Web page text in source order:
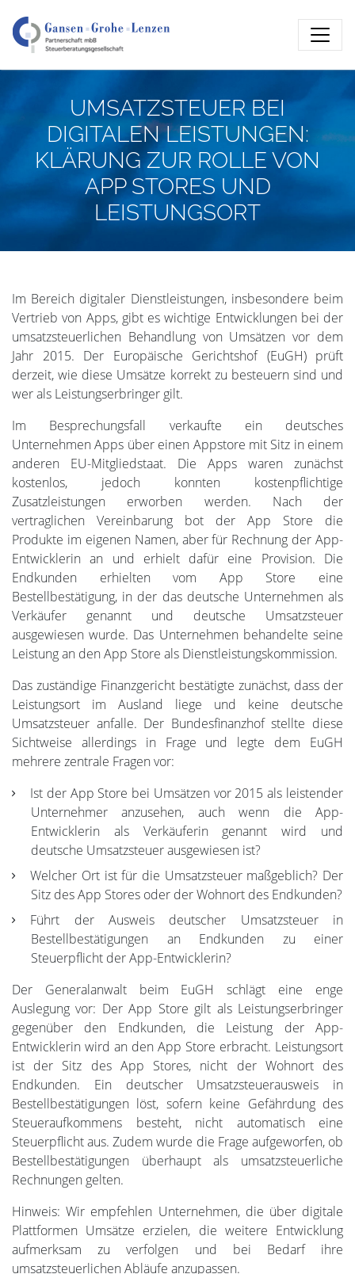
UMSATZSTEUER BEI
DIGITALEN LEISTUNGEN:
KLÄRUNG ZUR ROLLE VON
APP STORES UND
LEISTUNGSORT
Im Bereich digitaler Dienstleistungen, insbesondere beim
Vertrieb von Apps, gibt es wichtige Entwicklungen bei der
umsatzsteuerlichen Behandlung von Umsätzen vor dem
Jahr 2015. Der Europäische Gerichtshof (EuGH) prüft
derzeit, wie diese Umsätze korrekt zu besteuern sind und
wer als Leistungserbringer gilt.
Im Besprechungsfall verkaufte ein deutsches
Unternehmen Apps über einen Appstore mit Sitz in einem
anderen EU-Mitgliedstaat. Die Apps waren zunächst
kostenlos, jedoch konnten kostenpflichtige
Zusatzleistungen erworben werden. Nach der
vertraglichen Vereinbarung bot der App Store die
Produkte im eigenen Namen, aber für Rechnung der App-
Entwicklerin an und erhielt dafür eine Provision. Die
Endkunden erhielten vom App Store eine
Bestellbestätigung, in der das deutsche Unternehmen als
Verkäufer genannt und deutsche Umsatzsteuer
ausgewiesen wurde. Das Unternehmen behandelte seine
Leistung an den App Store als Dienstleistungskommission.
Das zuständige Finanzgericht bestätigte zunächst, dass der
Leistungsort im Ausland liege und keine deutsche
Umsatzsteuer anfalle. Der Bundesfinanzhof stellte diese
Sichtweise allerdings in Frage und legte dem EuGH
mehrere zentrale Fragen vor:
Ist der App Store bei Umsätzen vor 2015 als leistender
Unternehmer anzusehen, auch wenn die App-
Entwicklerin als Verkäuferin genannt wird und
deutsche Umsatzsteuer ausgewiesen ist?
Welcher Ort ist für die Umsatzsteuer maßgeblich? Der
Sitz des App Stores oder der Wohnort des Endkunden?
Führt der Ausweis deutscher Umsatzsteuer in
Bestellbestätigungen an Endkunden zu einer
Steuerpflicht der App-Entwicklerin?
Der Generalanwalt beim EuGH schlägt eine enge
Auslegung vor: Der App Store gilt als Leistungserbringer
gegenüber den Endkunden, die Leistung der App-
Entwicklerin wird an den App Store erbracht. Leistungsort
ist der Sitz des App Stores, nicht der Wohnort des
Endkunden. Ein deutscher Umsatzsteuerausweis in
Bestellbestätigungen löst, sofern keine Gefährdung des
Steueraufkommens besteht, nicht automatisch eine
Steuerpflicht aus. Zudem wurde die Frage aufgeworfen, ob
Bestellbestätigungen überhaupt als umsatzsteuerliche
Rechnungen gelten.
Hinweis: Wir empfehlen Unternehmen, die über digitale
Plattformen Umsätze erzielen, die weitere Entwicklung
aufmerksam zu verfolgen und bei Bedarf ihre
umsatzsteuerlichen Abläufe anzupassen.